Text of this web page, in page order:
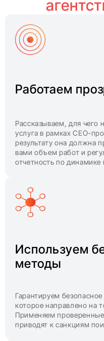
Работаем
Рассказываем, для чего
услуга в рамках СЕО-
результату она должна
вами объем работ и
отчетность по динамике
Используем
методы
Гарантируем
которое направлено на
Применяем
приводят к санкциям